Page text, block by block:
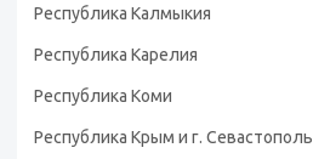
Республика Калмыкия
Республика Карелия
Республика Коми
Республика Крым и г. Севастополь